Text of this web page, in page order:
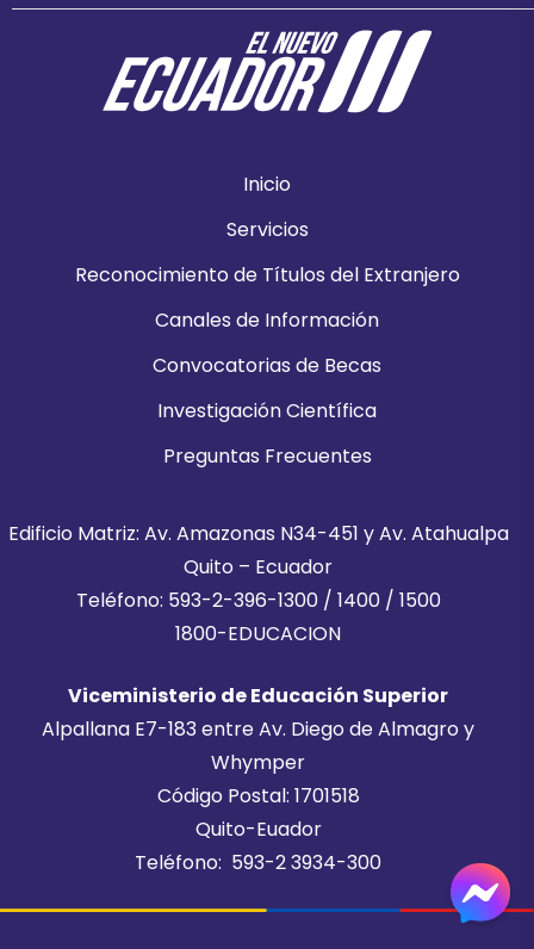
Inicio
Servicios
Reconocimiento de Títulos del Extranjero
Canales de Información
Convocatorias de Becas
Investigación Científica
Preguntas Frecuentes
Edificio Matriz: Av. Amazonas N34-451 y Av. Atahualpa
Quito – Ecuador
Teléfono: 593-2-396-1300 / 1400 / 1500
1800-EDUCACION
Viceministerio de Educación Superior
Alpallana E7-183 entre Av. Diego de Almagro y
Whymper
Código Postal: 1701518
Quito-Euador
Teléfono: 593-2 3934-300